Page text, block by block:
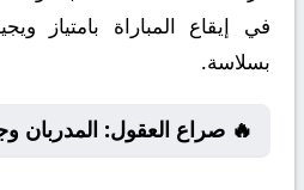
في إيقاع المباراة بامتياز
بسلاسة.
🔥 صراع العقول: المدربان